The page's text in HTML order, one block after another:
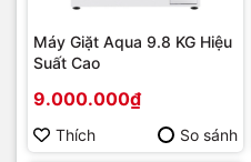
Máy Giặt Aqua 9.8 KG Hiệu
Suất Cao
9.000.000₫
Thích So sánh